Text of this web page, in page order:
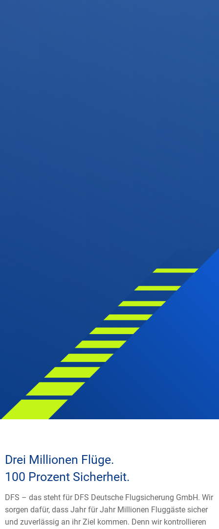
Drei Millionen Flüge.
100 Prozent Sicherheit.
DFS – das steht für DFS Deutsche Flugsicherung GmbH. Wir
sorgen dafür, dass Jahr für Jahr Millionen Fluggäste sicher
und zuverlässig an ihr Ziel kommen. Denn wir kontrollieren